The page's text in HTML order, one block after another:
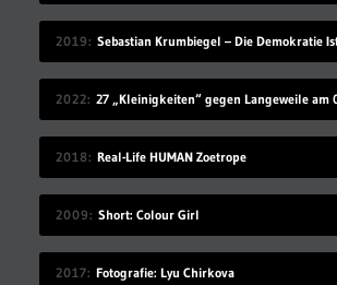
2019
2022
2018 Real-Life HUMAN Zoetrope
2009 Short: Colour Girl
2017 Fotografie: Lyu Chirkova